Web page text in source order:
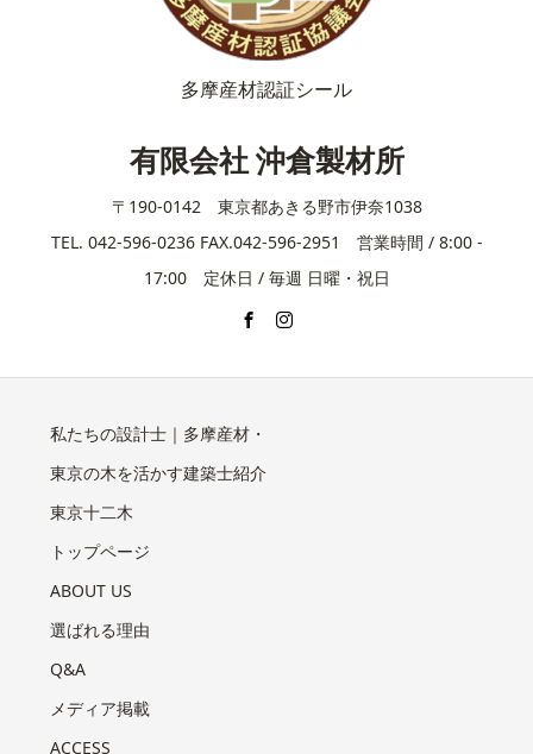
多摩産材認証シール
有限会社 沖倉製材所
〒190-0142 東京都あきる野市伊奈1038
TEL. 042-596-0236 FAX.042-596-2951 営業時間 / 8:00 -
17:00 定休日 / 毎週 日曜・祝日
私たちの設計士｜多摩産材・
東京の木を活かす建築士紹介
東京十二木
トップページ
ABOUT US
選ばれる理由
Q&A
メディア掲載
ACCESS